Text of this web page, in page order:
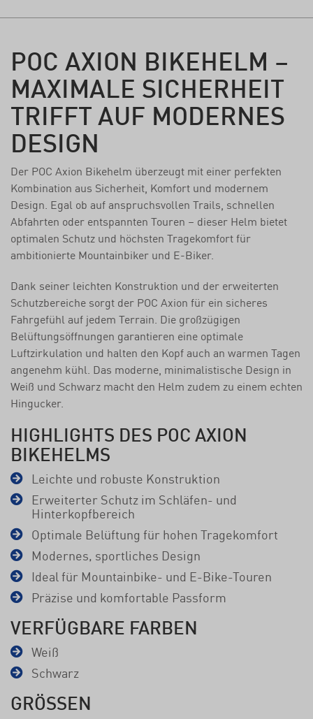
POC AXION BIKEHELM –
MAXIMALE SICHERHEIT
TRIFFT AUF MODERNES
DESIGN
Der POC Axion Bikehelm überzeugt mit einer perfekten
Kombination aus Sicherheit, Komfort und modernem
Design. Egal ob auf anspruchsvollen Trails, schnellen
Abfahrten oder entspannten Touren – dieser Helm bietet
optimalen Schutz und höchsten Tragekomfort für
ambitionierte Mountainbiker und E-Biker.
Dank seiner leichten Konstruktion und der erweiterten
Schutzbereiche sorgt der POC Axion für ein sicheres
Fahrgefühl auf jedem Terrain. Die großzügigen
Belüftungsöffnungen garantieren eine optimale
Luftzirkulation und halten den Kopf auch an warmen Tagen
angenehm kühl. Das moderne, minimalistische Design in
Weiß und Schwarz macht den Helm zudem zu einem echten
Hingucker.
HIGHLIGHTS DES POC AXION
BIKEHELMS
Leichte und robuste Konstruktion
Erweiterter Schutz im Schläfen- und
Hinterkopfbereich
Optimale Belüftung für hohen Tragekomfort
Modernes, sportliches Design
Ideal für Mountainbike- und E-Bike-Touren
Präzise und komfortable Passform
VERFÜGBARE FARBEN
Weiß
Schwarz
GRÖSSEN